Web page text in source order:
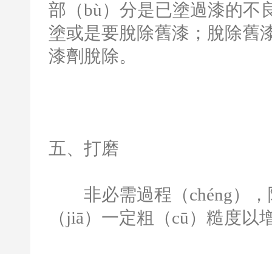
部（bù）分是已塗過漆的不
塗或是要脫除舊漆；脫除舊
漆劑脫除。
五、打磨
非必需過程（chéng），
（jiā）一定粗（cū）糙度以